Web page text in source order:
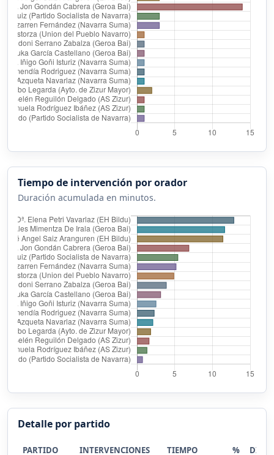
Tiempo de intervención por orador
Duración acumulada en minutos.
Detalle por partido
PARTIDO INTERVENCIONES TIEMPO %